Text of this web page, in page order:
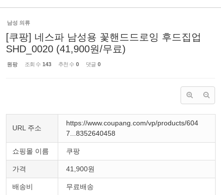
남성 의류
[쿠팡] 네스파 남성용 꽃핸드드로잉 후드집업
SHD_0020 (41,900원/무료)
원팡 조회 수 143 추천 수 0 댓글 0
URL 주소
https://www.coupang.com/vp/products/604
7...8352640458
쇼핑몰 이름 쿠팡
가격 41,900원
배송비 무료배송